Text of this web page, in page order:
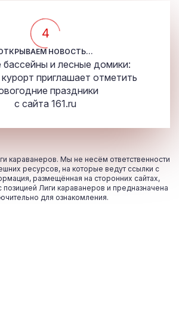
4
НОВОСТЬ...
и лесные домики:
приглашает отметить
праздники
с сайта 161.ru
караванеров. Мы не несём ответственности
ресурсов, на которые ведут ссылки с
размещённая на сторонних сайтах,
Лиги караванеров и предназначена
для ознакомления.